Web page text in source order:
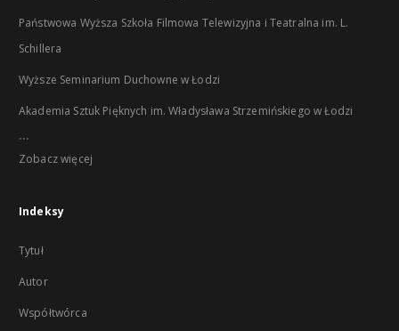
Państwowa Wyższa Szkoła Filmowa Telewizyjna i Teatralna im. L.
Schillera
Wyższe Seminarium Duchowne w Łodzi
Akademia Sztuk Pięknych im. Władysława Strzemińskiego w Łodzi
...
Zobacz więcej
Indeksy
Tytuł
Autor
Współtwórca